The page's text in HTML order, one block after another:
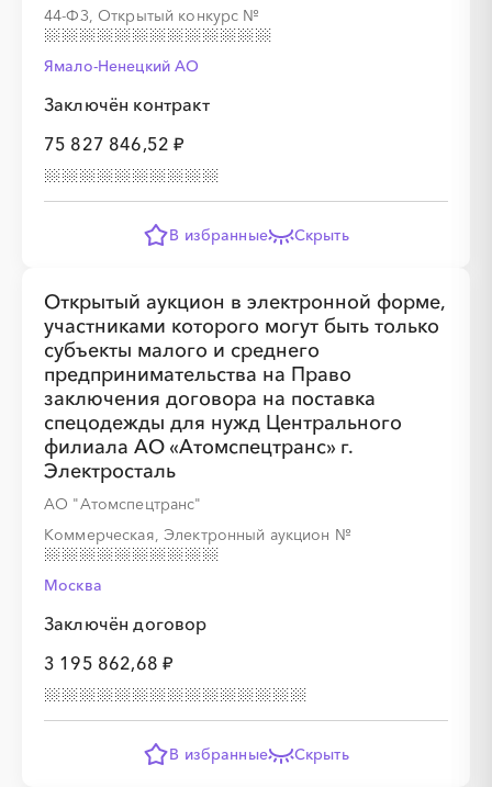
44-ФЗ, Открытый конкурс №
Ямало-Ненецкий AО
Заключён контракт
75 827 846,52 ₽
В избранные Скрыть
Открытый аукцион в электронной форме,
участниками которого могут быть только
субъекты малого и среднего
предпринимательства на Право
заключения договора на поставка
спецодежды для нужд Центрального
филиала АО «Атомспецтранс» г.
Электросталь
АО "Атомспецтранс"
Коммерческая, Электронный аукцион №
Москва
Заключён договор
3 195 862,68 ₽
В избранные Скрыть